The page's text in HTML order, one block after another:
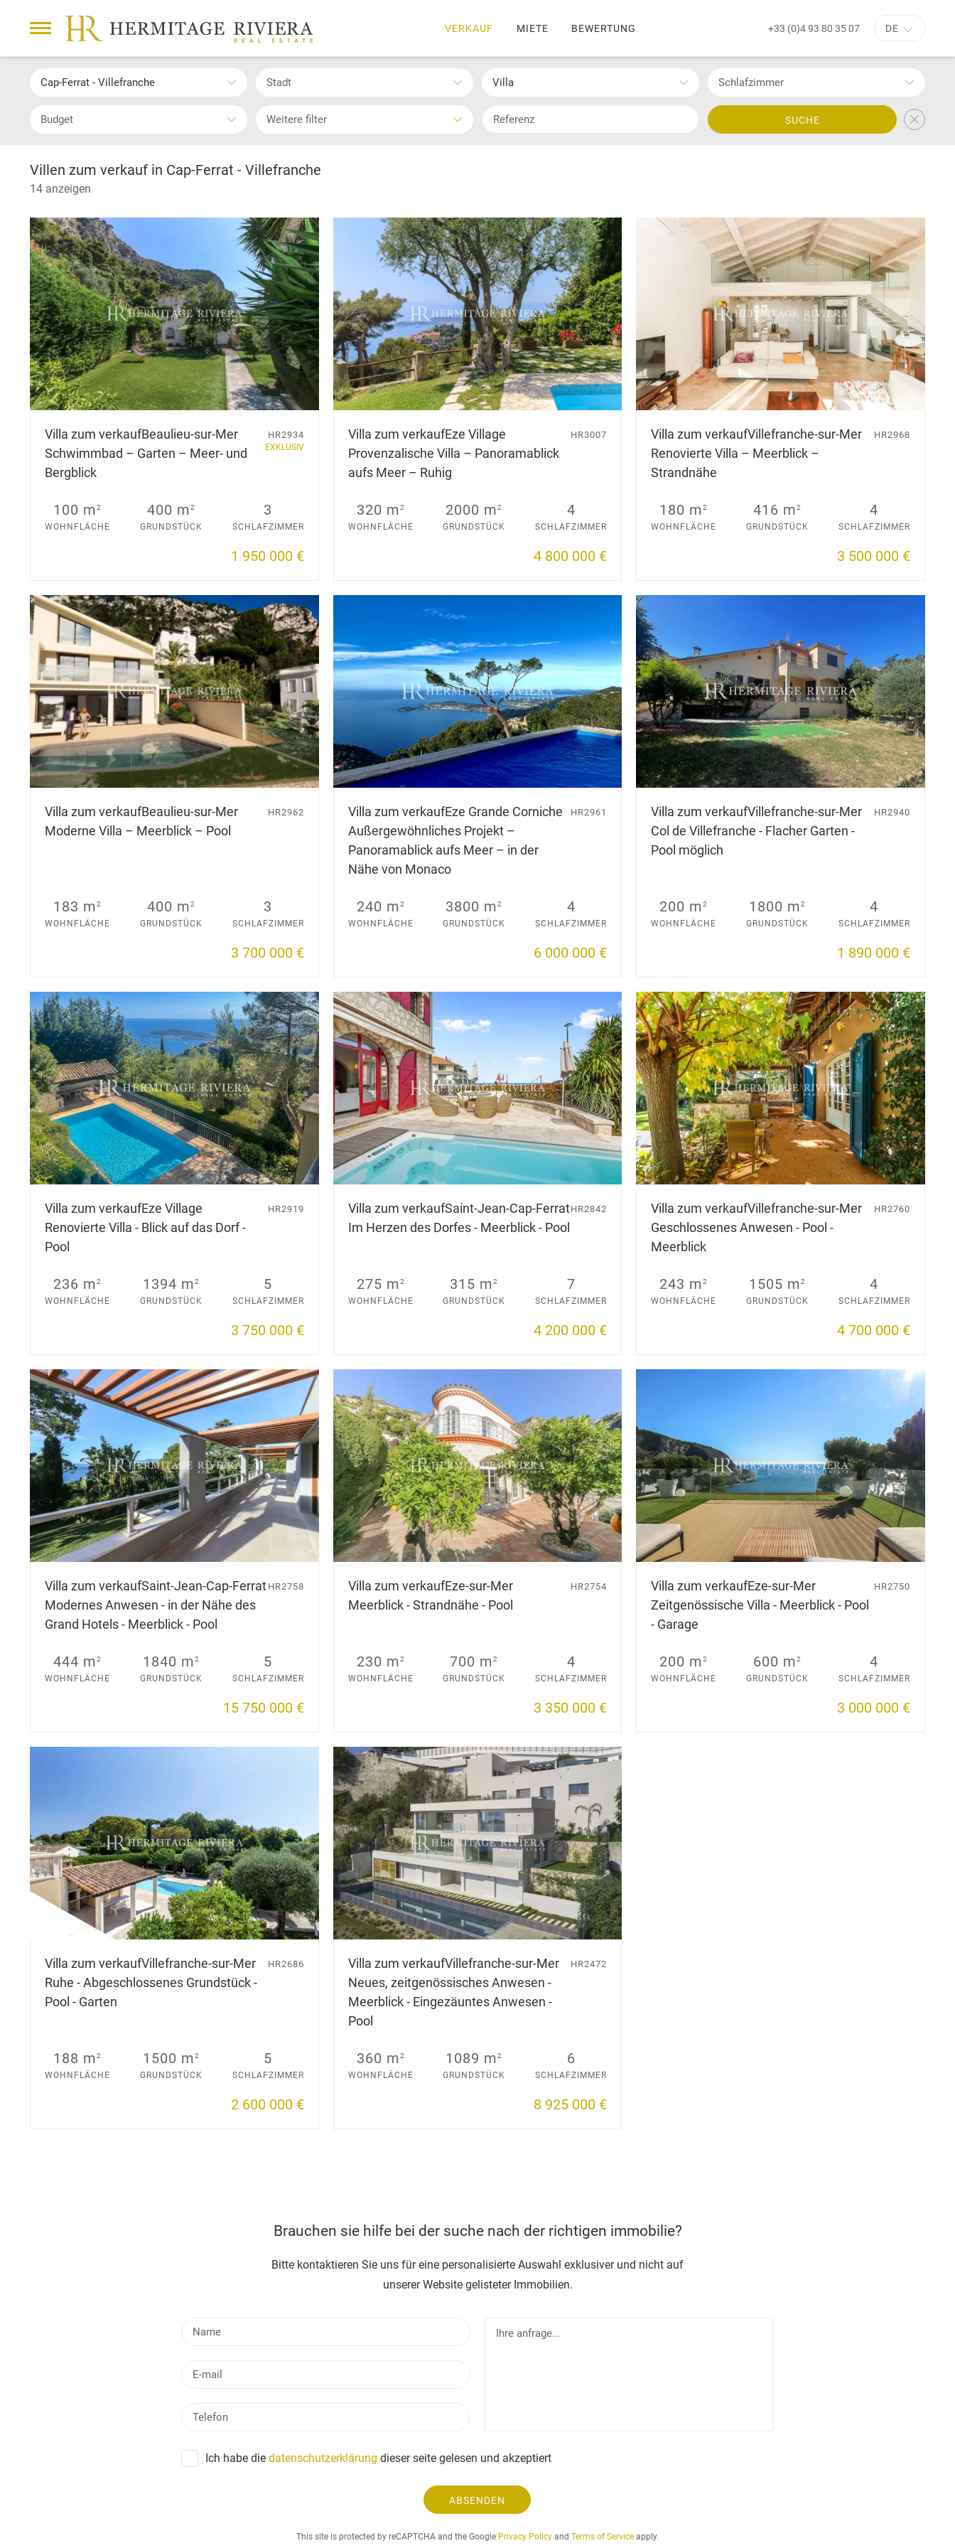
VERKAUF MIETE BEWERTUNG +33 (0)4 93 80 35 07 DE
Cap-Ferrat - Villefranche Stadt Villa Schlafzimmer
Budget Weitere filter SUCHE
Villen zum verkauf in Cap-Ferrat - Villefranche
14 anzeigen
Villa zum verkaufBeaulieu-sur-Mer
Schwimmbad – Garten – Meer- und
Bergblick
HR2934
EXKLUSIV
100 m2
WOHNFLÄCHE
400 m2
GRUNDSTÜCK
3
SCHLAFZIMMER
1 950 000 €
Villa zum verkaufEze Village
Provenzalische Villa – Panoramablick
aufs Meer – Ruhig
HR3007
320 m2
WOHNFLÄCHE
2000 m2
GRUNDSTÜCK
4
SCHLAFZIMMER
4 800 000 €
Villa zum verkaufVillefranche-sur-Mer
Renovierte Villa – Meerblick –
Strandnähe
HR2968
180 m2
WOHNFLÄCHE
416 m2
GRUNDSTÜCK
4
SCHLAFZIMMER
3 500 000 €
Villa zum verkaufBeaulieu-sur-Mer
Moderne Villa – Meerblick – Pool
HR2962
183 m2
WOHNFLÄCHE
400 m2
GRUNDSTÜCK
3
SCHLAFZIMMER
3 700 000 €
Villa zum verkaufEze Grande Corniche
Außergewöhnliches Projekt –
Panoramablick aufs Meer – in der
Nähe von Monaco
HR2961
240 m2
WOHNFLÄCHE
3800 m2
GRUNDSTÜCK
4
SCHLAFZIMMER
6 000 000 €
Villa zum verkaufVillefranche-sur-Mer
Col de Villefranche - Flacher Garten -
Pool möglich
HR2940
200 m2
WOHNFLÄCHE
1800 m2
GRUNDSTÜCK
4
SCHLAFZIMMER
1 890 000 €
Villa zum verkaufEze Village
Renovierte Villa - Blick auf das Dorf -
Pool
HR2919
236 m2
WOHNFLÄCHE
1394 m2
GRUNDSTÜCK
5
SCHLAFZIMMER
3 750 000 €
Villa zum verkaufSaint-Jean-Cap-Ferrat
Im Herzen des Dorfes - Meerblick - Pool
HR2842
275 m2
WOHNFLÄCHE
315 m2
GRUNDSTÜCK
7
SCHLAFZIMMER
4 200 000 €
Villa zum verkaufVillefranche-sur-Mer
Geschlossenes Anwesen - Pool -
Meerblick
HR2760
243 m2
WOHNFLÄCHE
1505 m2
GRUNDSTÜCK
4
SCHLAFZIMMER
4 700 000 €
Villa zum verkaufSaint-Jean-Cap-Ferrat
Modernes Anwesen - in der Nähe des
Grand Hotels - Meerblick - Pool
HR2758
444 m2
WOHNFLÄCHE
1840 m2
GRUNDSTÜCK
5
SCHLAFZIMMER
15 750 000 €
Villa zum verkaufEze-sur-Mer
Meerblick - Strandnähe - Pool
HR2754
230 m2
WOHNFLÄCHE
700 m2
GRUNDSTÜCK
4
SCHLAFZIMMER
3 350 000 €
Villa zum verkaufEze-sur-Mer
Zeitgenössische Villa - Meerblick - Pool
- Garage
HR2750
200 m2
WOHNFLÄCHE
600 m2
GRUNDSTÜCK
4
SCHLAFZIMMER
3 000 000 €
Villa zum verkaufVillefranche-sur-Mer
Ruhe - Abgeschlossenes Grundstück -
Pool - Garten
HR2686
188 m2
WOHNFLÄCHE
1500 m2
GRUNDSTÜCK
5
SCHLAFZIMMER
2 600 000 €
Villa zum verkaufVillefranche-sur-Mer
Neues, zeitgenössisches Anwesen -
Meerblick - Eingezäuntes Anwesen -
Pool
HR2472
360 m2
WOHNFLÄCHE
1089 m2
GRUNDSTÜCK
6
SCHLAFZIMMER
8 925 000 €
Brauchen sie hilfe bei der suche nach der richtigen immobilie?
Bitte kontaktieren Sie uns für eine personalisierte Auswahl exklusiver und nicht auf
unserer Website gelisteter Immobilien.
e
Ich habe die datenschutzerklärung dieser seite gelesen und akzeptiert
ABSENDEN
This site is protected by reCAPTCHA and the Google Privacy Policyand Terms of Serviceapply.